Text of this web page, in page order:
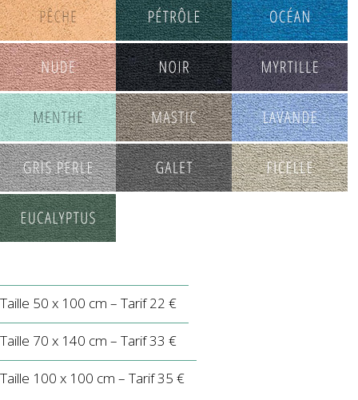
Taille 50 x 100 cm – Tarif 22 €
Taille 70 x 140 cm – Tarif 33 €
Taille 100 x 100 cm – Tarif 35 €